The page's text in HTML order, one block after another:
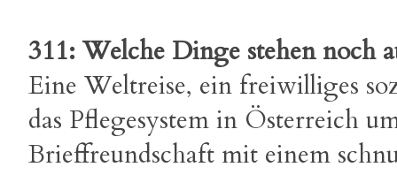
311: Welche Dinge stehen noch
Eine Weltreise, ein freiwilliges
das Pflegesystem in Österreich
Brieffreundschaft mit einem